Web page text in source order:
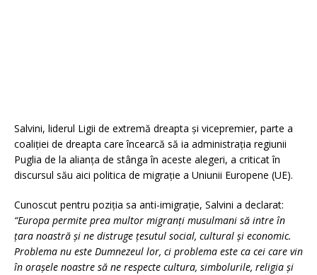
Salvini, liderul Ligii de extremă dreapta și vicepremier, parte a
coaliției de dreapta care încearcă să ia administrația regiunii
Puglia de la alianța de stânga în aceste alegeri, a criticat în
discursul său aici politica de migrație a Uniunii Europene (UE).
Cunoscut pentru poziția sa anti-imigrație, Salvini a declarat:
“Europa permite prea multor migranți musulmani să intre în
țara noastră și ne distruge țesutul social, cultural și economic.
Problema nu este Dumnezeul lor, ci problema este ca cei care vin
în orașele noastre să ne respecte cultura, simbolurile, religia și